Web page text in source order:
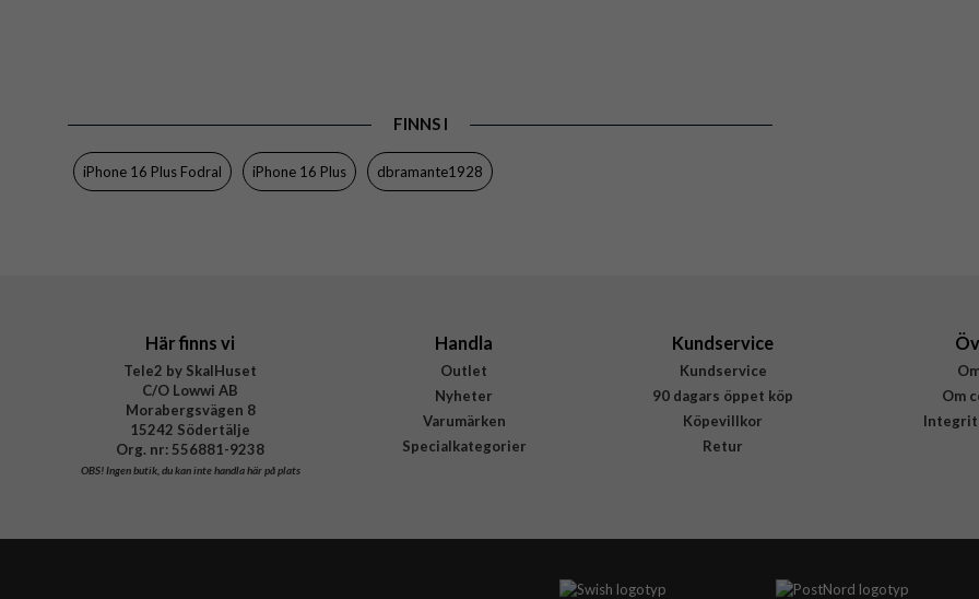
Varumärke
FINNS I
iPhone 16 Plus Fodral iPhone 16 Plus dbramante1928
Här finns vi
Tele2 by SkalHuset
C/O Lowwi AB
Morabergsvägen 8
15242 Södertälje
Org. nr: 556881-9238
OBS!Ingen butik, du kan inte handla här på plats
Handla
Outlet
Nyheter
Varumärken
Specialkategorier
Kundservice
Kundservice
90 dagars öppet köp
Köpevillkor
Retur
Om